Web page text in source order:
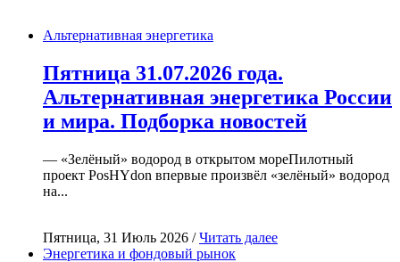
Альтернативная энергетика
Пятница 31.07.2026 года.
Альтернативная энергетика России
и мира. Подборка новостей
— «Зелёный» водород в открытом мореПилотный
проект PosHYdon впервые произвёл «зелёный» водород
на...
Пятница, 31 Июль 2026 /Читать далее
Энергетика и фондовый рынок